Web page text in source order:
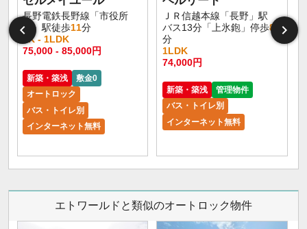
長野電鉄長野線「市役所
前」駅徒歩11分
1K - 1LDK
75,000 - 85,000円
新築・築浅
敷金0
オートロック
バス・トイレ別
インターネット無料
ＪＲ信越本線「長野」駅
バス13分「上氷鉋」停歩8
分
1LDK
74,000円
新築・築浅
管理物件
バス・トイレ別
インターネット無料
エトワールドと類似のオートロック物件